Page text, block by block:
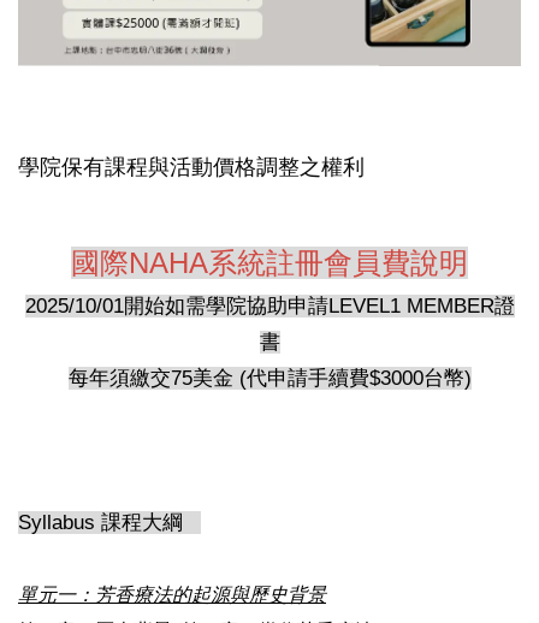
學院保有課程與活動價格調整之權利
國際NAHA系統註冊會員費說明
2025/10/01開始如需學院協助申請LEVEL1 MEMBER證
書
每年須繳交75美金 (代申請手續費$3000台幣)
Syllabus 課程大綱
單元一：芳香療法的起源與歷史背景